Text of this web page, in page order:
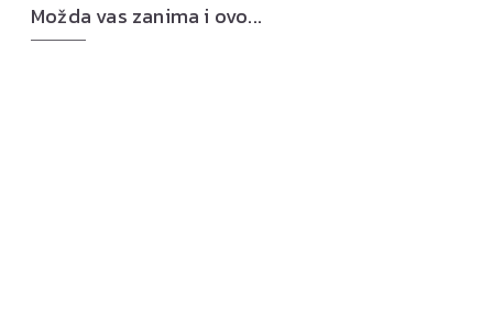
Možda vas zanima i ovo...